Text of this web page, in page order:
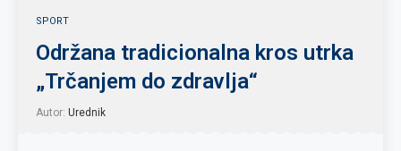
SPORT
Održana tradicionalna kros utrka
„Trčanjem do zdravlja“
Autor: Urednik